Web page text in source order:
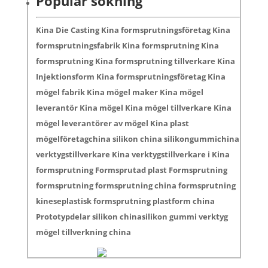
Kina Die Casting Kina formsprutningsföretag Kina
formsprutningsfabrik Kina formsprutning Kina
formsprutning Kina formsprutning tillverkare Kina
Injektionsform Kina formsprutningsföretag Kina
mögel fabrik Kina mögel maker Kina mögel
leverantör Kina mögel Kina mögel tillverkare Kina
mögel leverantörer av mögel Kina plast
mögelföretagchina silikon china silikongummichina
verktygstillverkare Kina verktygstillverkare i Kina
formsprutning Formsprutad plast Formsprutning
formsprutning formsprutning china formsprutning
kineseplastisk formsprutning plastform china
Prototypdelar silikon chinasilikon gummi verktyg
mögel tillverkning china